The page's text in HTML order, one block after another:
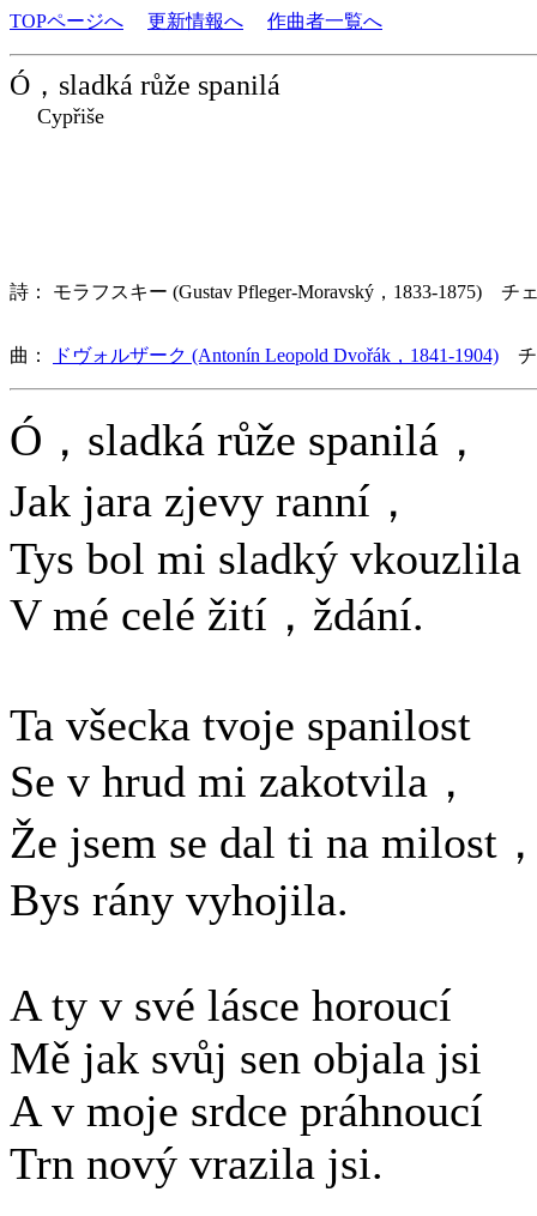
TOPページへ 更新情報へ 作曲者一覧へ
Ó，sladká růže spanilá
Cypřiše
詩： モラフスキー (Gustav Pfleger-Moravský，1833-1875) チ
曲： ドヴォルザーク (Antonín Leopold Dvořák，1841-1904) チ
Ó，sladká růže spanilá，
Jak jara zjevy ranní，
Tys bol mi sladký vkouzlila
V mé celé žití，ždání.
Ta všecka tvoje spanilost
Se v hrud mi zakotvila，
Že jsem se dal ti na milost
Bys rány vyhojila.
A ty v své lásce horoucí
Mě jak svůj sen objala jsi
A v moje srdce práhnoucí
Trn nový vrazila jsi.